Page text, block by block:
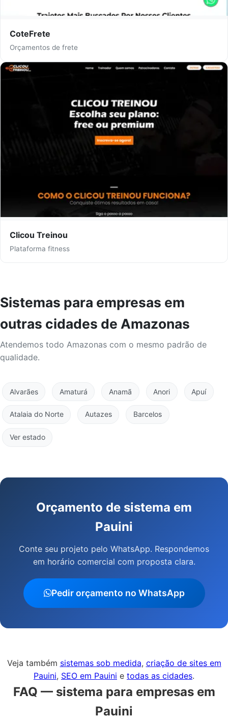
CoteFrete
Orçamentos de frete
Clicou Treinou
Plataforma fitness
Sistemas para empresas em
outras cidades de Amazonas
Atendemos todo Amazonas com o mesmo padrão de
qualidade.
Alvarães Amaturá Anamã Anori Apuí
Atalaia do Norte Autazes Barcelos
Ver estado
Orçamento de sistema em
Pauini
Conte seu projeto pelo WhatsApp. Respondemos
em horário comercial com proposta clara.
Pedir orçamento no WhatsApp
Veja também sistemas sob medida, criação de sites em
Pauini, SEO em Pauini e todas as cidades.
FAQ — sistema para empresas em
Pauini